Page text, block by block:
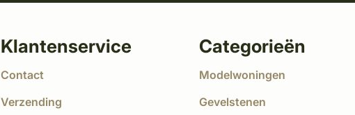
Klantenservice
Contact
Verzending
Categorieën
Modelwoningen
Gevelstenen